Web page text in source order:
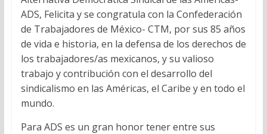
ADS, Felicita y se congratula con la Confederación
de Trabajadores de México- CTM, por sus 85 años
de vida e historia, en la defensa de los derechos de
los trabajadores/as mexicanos, y su valioso
trabajo y contribución con el desarrollo del
sindicalismo en las Américas, el Caribe y en todo el
mundo.
Para ADS es un gran honor tener entre sus